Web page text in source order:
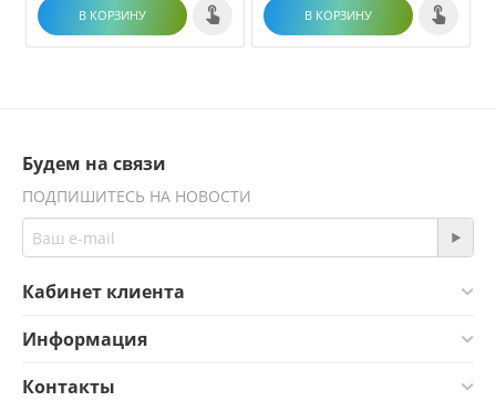
В КОРЗИНУ В КОРЗИНУ
Будем на связи
ПОДПИШИТЕСЬ НА НОВОСТИ
Кабинет клиента
Информация
Контакты